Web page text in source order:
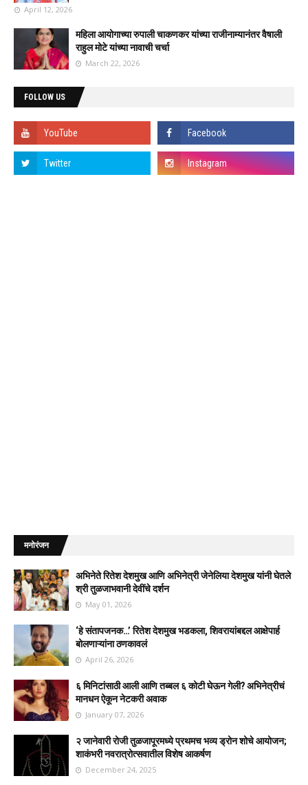
April 12, 2026
महिला आयोगाच्या रुपाली चाकणकर यांच्या राजीनाम्यानंतर वैषाली
राहुल मोटे यांच्या नावाची चर्चा
March 22, 2026
FOLLOW US
मनोरंजन
अभिनेते रितेश देशमुख आणि अभिनेत्री जेनेलिया देशमुख यांनी घेतले
श्री तुळजाभवानी देवींचे दर्शन
May 01, 2026
‘हे संतापजनक…’ रितेश देशमुख भडकला, शिवरायांबद्दल आक्षेपार्ह
बोलणाऱ्यांना ठणकावलं
April 26, 2026
६ मिनिटांसाठी आली आणि तब्बल ६ कोटी घेऊन गेली? अभिनेत्रीचं
मानधन ऐकून नेटकरी अवाक
January 07, 2026
२ जानेवारी रोजी तुळजापूरमध्ये प्रथमच भव्य ड्रोन शोचे आयोजन;
शाकंभरी नवरात्रोत्सवातील विशेष आकर्षण
December 24, 2025